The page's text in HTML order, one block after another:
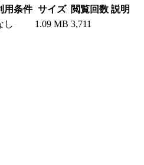
用条件 サイズ 閲覧回数 説明
し 1.09 MB 3,711